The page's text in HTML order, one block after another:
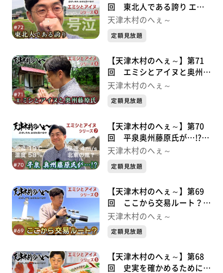
回 東北人である誇り エミ
シとアイヌシリーズ⑨
天津木村のへぇ～
定額見放題
【天津木村のへぇ～】第71
回 エミシとアイヌと奥州藤
原氏 エミシとアイヌシリー
天津木村のへぇ～
定額見放題
【天津木村のへぇ～】第70
回 平泉奥州藤原氏が…!?エ
ミシとアイヌシリーズ➆
天津木村のへぇ～
定額見放題
【天津木村のへぇ～】第69
回 ここから交易ルート？
エミシとアイヌシリーズ⑥
天津木村のへぇ～
定額見放題
【天津木村のへぇ～】第68
回 史実を確かめるために